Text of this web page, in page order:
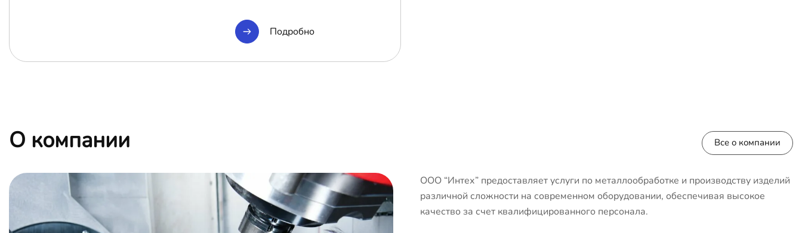
Подробно
О компании Все о компании
ООО “Интех” предоставляет услуги по металлообработке и производству изделий
различной сложности на современном оборудовании, обеспечивая высокое
качество за счет квалифицированного персонала.